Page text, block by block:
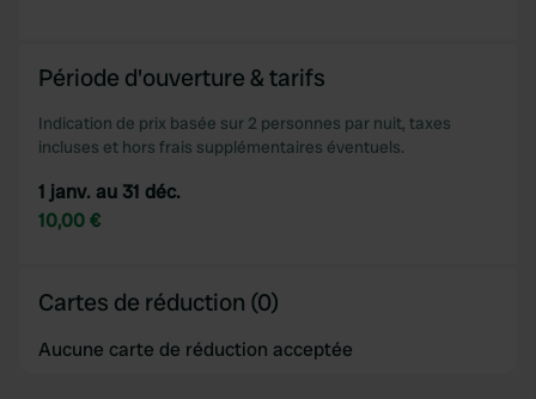
Période d'ouverture & tarifs
Indication de prix basée sur 2 personnes par nuit, taxes
incluses et hors frais supplémentaires éventuels.
1 janv. au 31 déc.
10,00 €
Cartes de réduction (0)
Aucune carte de réduction acceptée